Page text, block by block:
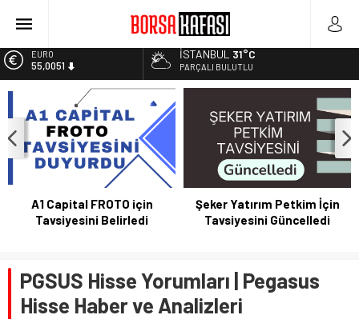
Kayseri Şeker Fabrika İnşaatının Temelini Atıyor
Bitcoin Halving Sonrası Kripto Para Piyasası
2027 Borsa Yatırımları: Akıllı Portföy Stratejileri
Borsa Bugün Ne Olur? 04/08/2023
EURO
55,0051
BİST
13.889,75
İSTANBUL 31°C
PARÇALI BULUTLU
A1 Capital FROTO için
Tavsiyesini Belirledi
Şeker Yatırım Petkim İçin
Tavsiyesini Güncelledi
PGSUS Hisse Yorumları | Pegasus
Hisse Haber ve Analizleri